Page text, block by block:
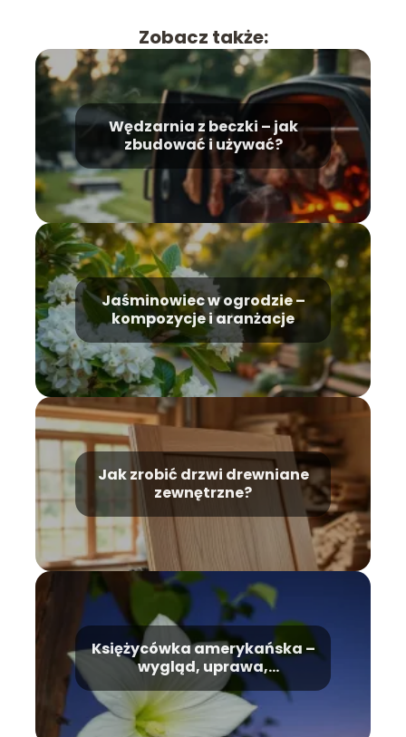
Zobacz także:
Wędzarnia z beczki – jak
zbudować i używać?
Jaśminowiec w ogrodzie –
kompozycje i aranżacje
Jak zrobić drzwi drewniane
zewnętrzne?
Księżycówka amerykańska –
wygląd, uprawa,
pielęgnacja